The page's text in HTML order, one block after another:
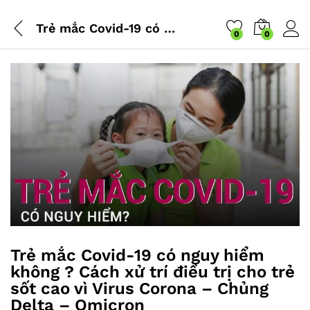
Trẻ mắc Covid-19 có nguy hiểm không ? Cách xử trí điều trị cho trẻ sốt cao vì Virus Corona – Chủng Delta – Omicron 0 0
Trẻ mắc Covid-19 có nguy hiểm
không ? Cách xử trí điều trị cho trẻ
sốt cao vì Virus Corona – Chủng
Delta – Omicron